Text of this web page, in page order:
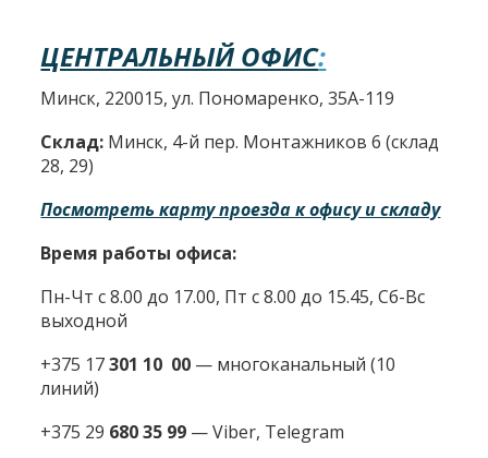
ЦЕНТРАЛЬНЫЙ ОФИС:
Минск, 220015, ул. Пономаренко, 35А-119
Склад: Минск, 4-й пер. Монтажников 6 (склад
28, 29)
Посмотреть карту проезда к офису и складу
Время работы офиса:
Пн-Чт с 8.00 до 17.00, Пт с 8.00 до 15.45, Сб-Вс
выходной
+375 17301 10 00 — многоканальный (10
линий)
+375 29 680 35 99 — Viber, Telegram